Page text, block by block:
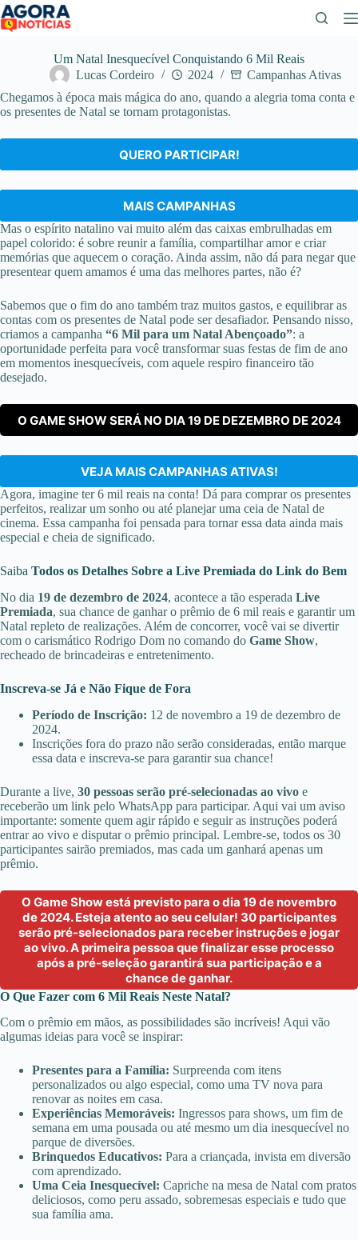
Pular
para
o
Um Natal Inesquecível Conquistando 6 Mil Reais
Lucas Cordeiro
2024
Campanhas Ativas
Chegamos à época mais mágica do ano, quando a alegria toma conta e
os presentes de Natal se tornam protagonistas.
QUERO PARTICIPAR!
MAIS CAMPANHAS
Mas o espírito natalino vai muito além das caixas embrulhadas em
papel colorido: é sobre reunir a família, compartilhar amor e criar
memórias que aquecem o coração. Ainda assim, não dá para negar que
presentear quem amamos é uma das melhores partes, não é?
Sabemos que o fim do ano também traz muitos gastos, e equilibrar as
contas com os presentes de Natal pode ser desafiador. Pensando nisso,
criamos a campanha “6 Mil para um Natal Abençoado”: a
oportunidade perfeita para você transformar suas festas de fim de ano
em momentos inesquecíveis, com aquele respiro financeiro tão
desejado.
O GAME SHOW SERÁ NO DIA 19 DE DEZEMBRO DE 2024
VEJA MAIS CAMPANHAS ATIVAS!
Agora, imagine ter 6 mil reais na conta! Dá para comprar os presentes
perfeitos, realizar um sonho ou até planejar uma ceia de Natal de
cinema. Essa campanha foi pensada para tornar essa data ainda mais
especial e cheia de significado.
Saiba Todos os Detalhes Sobre a Live Premiada do Link do Bem
No dia 19 de dezembro de 2024, acontece a tão esperada Live
Premiada, sua chance de ganhar o prêmio de 6 mil reais e garantir um
Natal repleto de realizações. Além de concorrer, você vai se divertir
com o carismático Rodrigo Dom no comando do Game Show,
recheado de brincadeiras e entretenimento.
Inscreva-se Já e Não Fique de Fora
Período de Inscrição: 12 de novembro a 19 de dezembro de
2024.
Inscrições fora do prazo não serão consideradas, então marque
essa data e inscreva-se para garantir sua chance!
Durante a live, 30 pessoas serão pré-selecionadas ao vivo e
receberão um link pelo WhatsApp para participar. Aqui vai um aviso
importante: somente quem agir rápido e seguir as instruções poderá
entrar ao vivo e disputar o prêmio principal. Lembre-se, todos os 30
participantes sairão premiados, mas cada um ganhará apenas um
prêmio.
O Game Show está previsto para o dia 19 de novembro
de 2024. Esteja atento ao seu celular! 30 participantes
serão pré-selecionados para receber instruções e jogar
ao vivo. A primeira pessoa que finalizar esse processo
após a pré-seleção garantirá sua participação e a
chance de ganhar.
O Que Fazer com 6 Mil Reais Neste Natal?
Com o prêmio em mãos, as possibilidades são incríveis! Aqui vão
algumas ideias para você se inspirar:
Presentes para a Família: Surpreenda com itens
personalizados ou algo especial, como uma TV nova para
renovar as noites em casa.
Experiências Memoráveis: Ingressos para shows, um fim de
semana em uma pousada ou até mesmo um dia inesquecível no
parque de diversões.
Brinquedos Educativos: Para a criançada, invista em diversão
com aprendizado.
Uma Ceia Inesquecível: Capriche na mesa de Natal com pratos
deliciosos, como peru assado, sobremesas especiais e tudo que
sua família ama.